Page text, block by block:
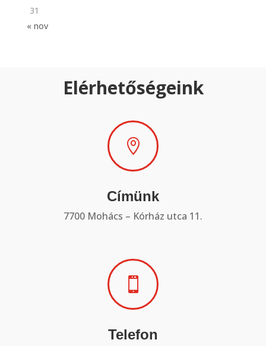
31
« nov
Elérhetőségeink

Címünk
7700 Mohács – Kórház utca 11.

Telefon